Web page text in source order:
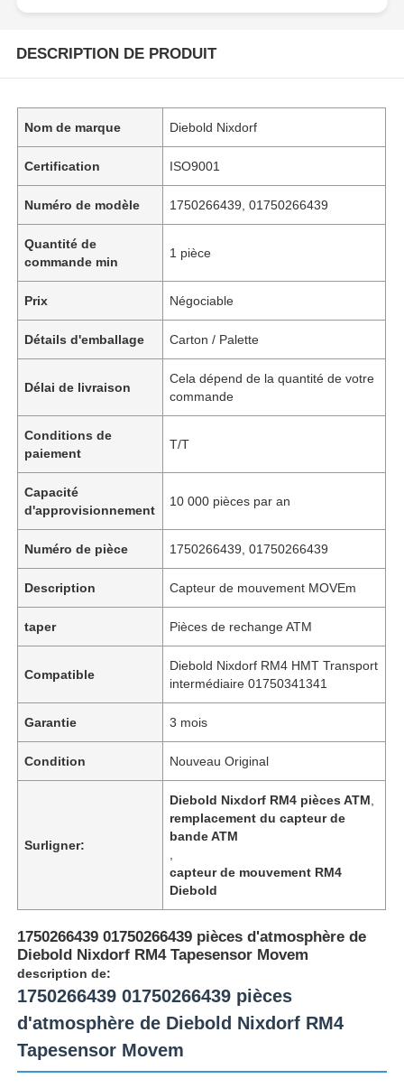
DESCRIPTION DE PRODUIT
Nom de marque Diebold Nixdorf
Certification ISO9001
Numéro de modèle 1750266439, 01750266439
Quantité de
commande min
1 pièce
Prix Négociable
Détails d'emballage Carton / Palette
Délai de livraison
Cela dépend de la quantité de votre
commande
Conditions de
paiement
T/T
Capacité
d'approvisionnement
10 000 pièces par an
Numéro de pièce 1750266439, 01750266439
Description Capteur de mouvement MOVEm
taper Pièces de rechange ATM
Compatible
Diebold Nixdorf RM4 HMT Transport
intermédiaire 01750341341
Garantie 3 mois
Condition Nouveau Original
Surligner:
Diebold Nixdorf RM4 pièces ATM
remplacement du capteur de
bande ATM
capteur de mouvement RM4
Diebold
1750266439 01750266439 pièces d'atmosphère de
Diebold Nixdorf RM4 Tapesensor Movem
description de:
1750266439 01750266439 pièces
d'atmosphère de Diebold Nixdorf RM4
Tapesensor Movem